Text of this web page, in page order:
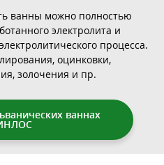
ванны можно полностью
электролита и
процесса.
оцинковки,
золочения и пр.
ваннах